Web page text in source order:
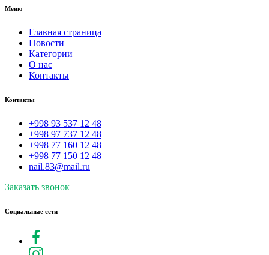
Меню
Главная страница
Новости
Категории
О нас
Контакты
Контакты
+998 93 537 12 48
+998 97 737 12 48
+998 77 160 12 48
+998 77 150 12 48
nail.83@mail.ru
Заказать звонок
Социальные сети